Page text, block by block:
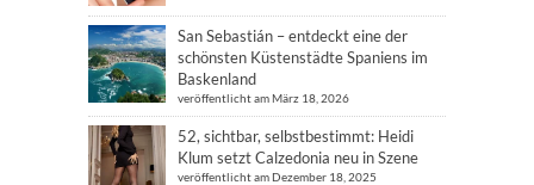
San Sebastián – entdeckt eine der
schönsten Küstenstädte Spaniens im
Baskenland
veröffentlicht am März 18, 2026
52, sichtbar, selbstbestimmt: Heidi
Klum setzt Calzedonia neu in Szene
veröffentlicht am Dezember 18, 2025